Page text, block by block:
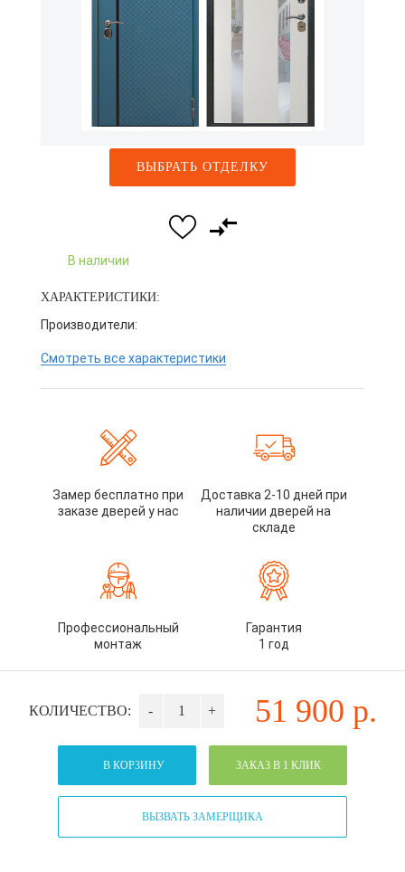
ВЫБРАТЬ ОТДЕЛКУ
В наличии
ХАРАКТЕРИСТИКИ:
Производители:
Смотреть все характеристики
Замер бесплатно при
заказе дверей у нас
Доставка 2-10 дней при
наличии дверей на
складе
Профессиональный
монтаж
Гарантия
1 год
КОЛИЧЕСТВО: - + 51 900 р.
В КОРЗИНУ ЗАКАЗ В 1 КЛИК
ВЫЗВАТЬ ЗАМЕРЩИКА